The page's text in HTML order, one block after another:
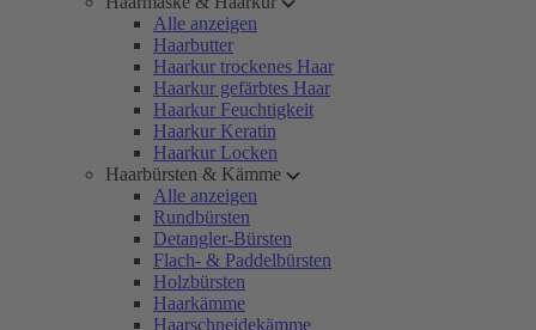
Alle anzeigen
Haarbutter
Haarkur trockenes Haar
Haarkur gefärbtes Haar
Haarkur Feuchtigkeit
Haarkur Keratin
Haarkur Locken
Haarbürsten & Kämme
Alle anzeigen
Rundbürsten
Detangler-Bürsten
Flach- & Paddelbürsten
Holzbürsten
Haarkämme
Haarschneidekämme